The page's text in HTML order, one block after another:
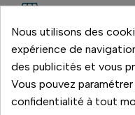
Paiement 3x
Nous utilisons des
expérience de
des publicités et vous
Vous pouvez
confidentialité à tout